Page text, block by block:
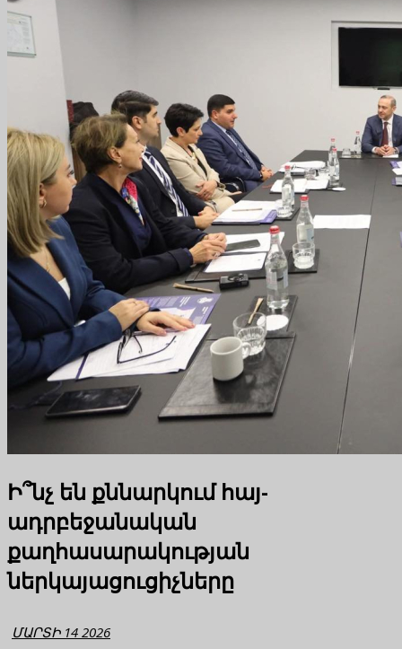
Ի՞նչ են քննարկում հայ-
ադրբեջանական
քաղհասարակության
ներկայացուցիչները
ՄԱՐՏԻ 14 2026